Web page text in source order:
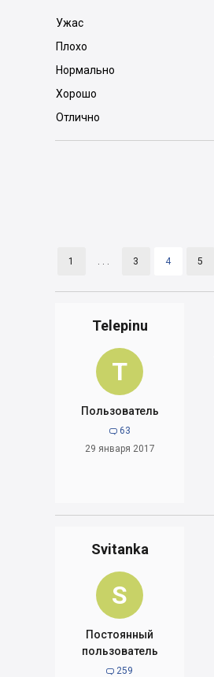
Ужас
Плохо
Нормально
Хорошо
Отлично
1 . . . 3 4 5
Telepinu
T
Пользователь
 63
29 января 2017
Svitanka
S
Постоянный
пользователь
 259